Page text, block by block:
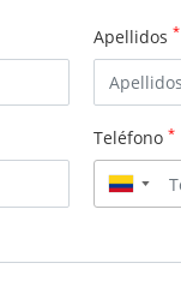
Apellidos *
Teléfono *
▼